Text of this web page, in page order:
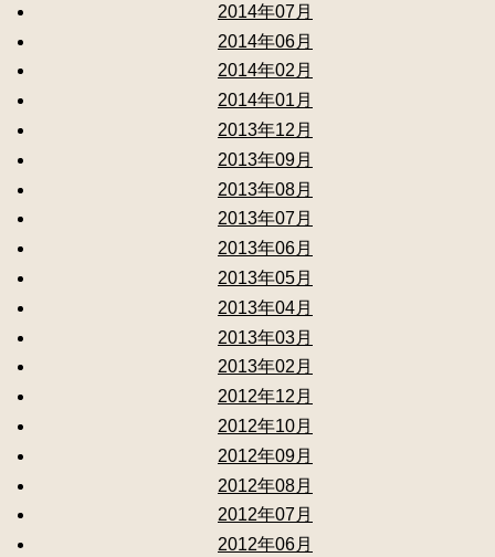
2014年07月
2014年06月
2014年02月
2014年01月
2013年12月
2013年09月
2013年08月
2013年07月
2013年06月
2013年05月
2013年04月
2013年03月
2013年02月
2012年12月
2012年10月
2012年09月
2012年08月
2012年07月
2012年06月